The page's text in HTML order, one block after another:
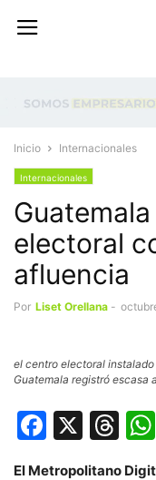
Inicio Internacionales
Internacionales
electoral
afluencia
Por Liset Orellana -
el centro electoral
Guatemala registró escasa
X
El Metropolitano